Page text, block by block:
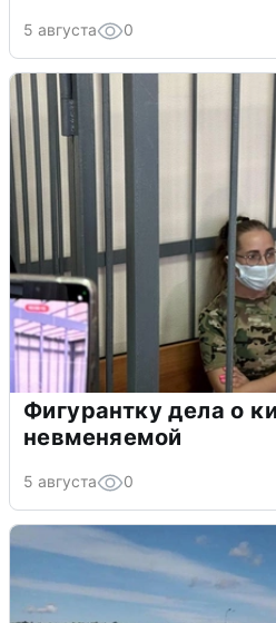
5 августа 0
Фигурантку дела о
невменяемой
5 августа 0